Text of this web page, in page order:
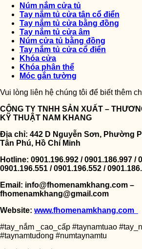
Núm nắm cửa tủ
Tay nắm tủ cửa tân cổ điển
Tay nắm tủ cửa bằng đồng
Tay nắm tủ cửa âm
Núm cửa tủ bằng đồng
Tay nắm tủ cửa cổ điển
Khóa cửa
Khóa phân thể
Móc gắn tường
Vui lòng liên hệ chúng tôi để biết thêm
CÔNG TY TNHH SẢN XUẤT –
KỸ THUẬT NAM KHANG
Địa chỉ: 442 D Nguyễn Sơn, Phường
Tân Phú, Hồ Chí Minh
Hotline: 0901.196.992 / 0901.186.997 /
0901.196.551 / 0901.196.552 /
Email: info@fhomenamkhang.com –
fhomenamkhang@gmail.com
Website: www.fhomenamkhang.com
#tay_nắm _cao_cấp #taynamtuao
#taynamtudong #numtaynamtu